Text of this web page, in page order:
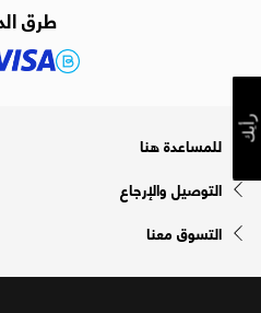
طرق
للمساعدة هنا
التوصيل والإرجاع
التسوق معنا
رأيك